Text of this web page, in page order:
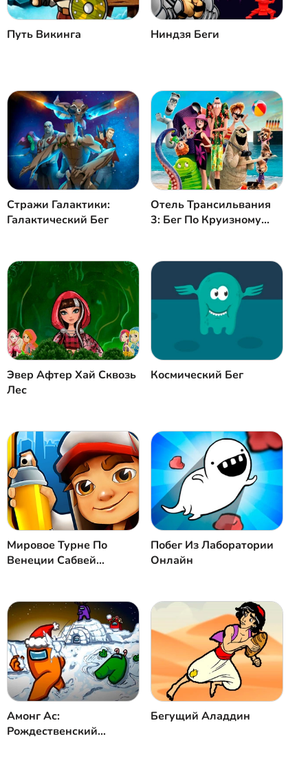
Путь Викинга Ниндзя Беги
Стражи Галактики:
Галактический Бег
Отель Трансильвания
3: Бег По Круизному
Эвер Афтер Хай Сквозь
Лес
Космический Бег
Мировое Турне По
Венеции Сабвей
Побег Из Лаборатории
Онлайн
Амонг Ас:
Рождественский
Бегущий Аладдин